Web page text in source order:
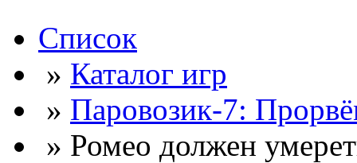
Список
» Каталог игр
» Паровозик-7:
» Ромео должен